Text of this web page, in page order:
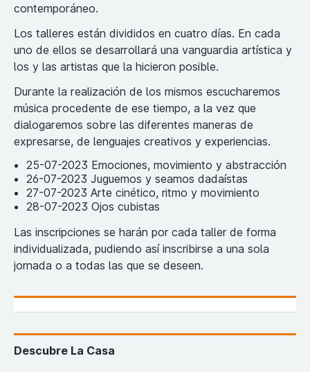
contemporáneo.
Los talleres están divididos en cuatro días. En cada
uno de ellos se desarrollará una vanguardia artística y
los y las artistas que la hicieron posible.
Durante la realización de los mismos escucharemos
música procedente de ese tiempo, a la vez que
dialogaremos sobre las diferentes maneras de
expresarse, de lenguajes creativos y experiencias.
25-07-2023 Emociones, movimiento y abstracción
26-07-2023 Juguemos y seamos dadaístas
27-07-2023 Arte cinético, ritmo y movimiento
28-07-2023 Ojos cubistas
Las inscripciones se harán por cada taller de forma
individualizada, pudiendo así inscribirse a una sola
jornada o a todas las que se deseen.
Descubre La Casa